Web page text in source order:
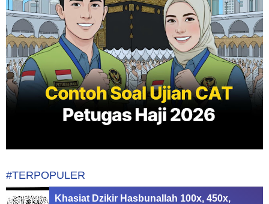
#TERPOPULER
Khasiat Dzikir Hasbunallah 100x, 450x,